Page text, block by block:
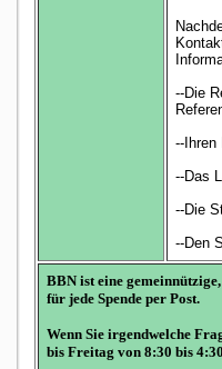
--Die
--Ihren
--Das
--Die
--Den
BBN ist eine
für jede Spende per Post.
Wenn Sie irgendwelche
bis Freitag von 8:30 bis